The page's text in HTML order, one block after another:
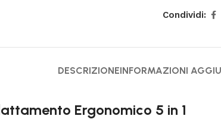
Condividi:
DESCRIZIONEINFORMAZIONI
Ergonomico 5 in 1